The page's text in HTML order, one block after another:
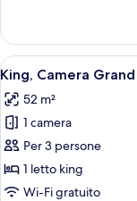
(Ambassador)
Apri
tutte
le
foto
per
King,
Camera
8
King, Camera Grand
52 m²
1 camera
Per 3 persone
1 letto king
Wi-Fi gratuito